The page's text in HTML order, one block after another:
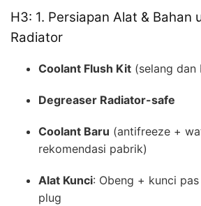
H3: 1. Persiapan Alat & Bahan
Radiator
Coolant Flush Kit (selang
Degreaser Radiator-safe
Coolant Baru (antifreeze +
rekomendasi pabrik)
Alat Kunci: Obeng + kunci
plug